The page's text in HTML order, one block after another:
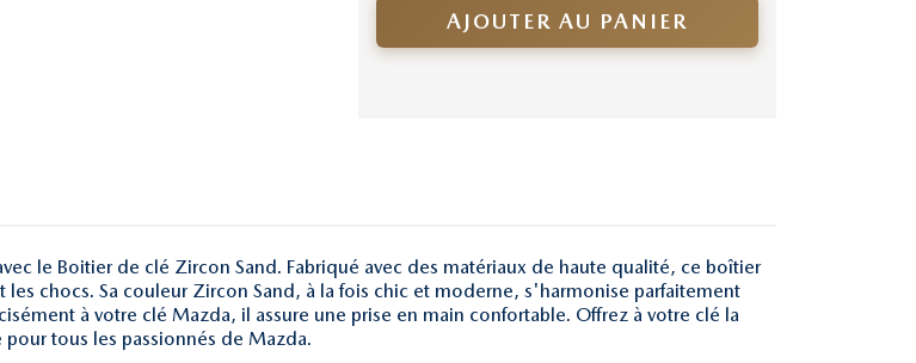
AJOUTER AU PANIER
le Boitier de clé Zircon Sand. Fabriqué avec des matériaux de haute qualité, ce boîtier
chocs. Sa couleur Zircon Sand, à la fois chic et moderne, s'harmonise parfaitement
à votre clé Mazda, il assure une prise en main confortable. Offrez à votre clé la
tous les passionnés de Mazda.